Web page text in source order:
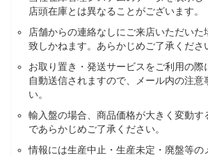
店頭在庫とは異なることがございます。
店舗からの連絡なしにご来店いただいた
致しかねます。あらかじめご了承くださ
お取り置き・発送サービスをご利用の際
自動送信されますので、メール内の注意
い。
輸入盤の場合、商品価格が大きく変動す
であらかじめご了承ください。
情報には生産中止・生産未定・廃盤等の